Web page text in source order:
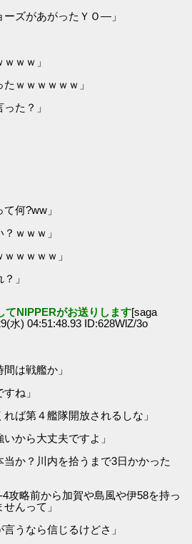
ズがあがったＹＯ―」
ｗｗ」
ｗｗｗｗｗｗ」
た？」
何?ww」
ｗｗｗ」
ｗｗｗｗ」
」
てNIPPERがお送りします[saga
水) 04:51:48.93 ID:628WlZ/3o
は戦艦か」
ね」
ば第４艦隊開放されるしな」
から大丈夫ですよ」
か？川内を拾うまで3日かかった
攻略前から加賀や島風や伊58を持っ
んって」
うなら信じるけどさ」